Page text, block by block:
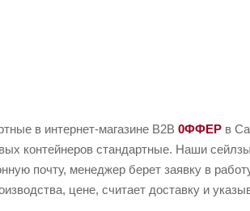
в интернет-магазине B2B 0ФФЕР в
контейнеров стандартные. Наши
почту, менеджер берет заявку в
цене, считает доставку и